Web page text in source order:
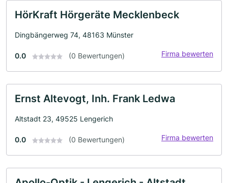
HörKraft Hörgeräte Mecklenbeck
Dingbängerweg 74, 48163 Münster
0.0 (0 Bewertungen) Firma bewerten
Ernst Altevogt, Inh. Frank Ledwa
Altstadt 23, 49525 Lengerich
0.0 (0 Bewertungen) Firma bewerten